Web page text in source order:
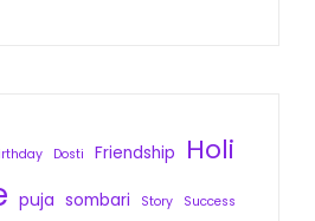
Dosti Friendship
Holi
puja sombari Story
Success